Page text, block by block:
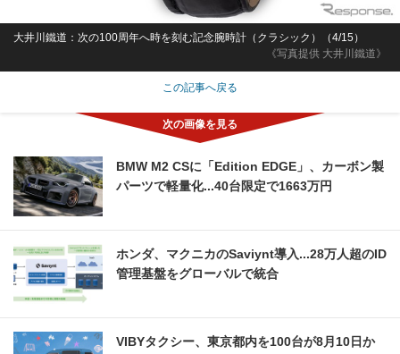
《写真提供 大井川鐵道》
大井川鐵道：次の100周年へ時を刻む記念腕時計（クラシック）（4/15）
この記事へ戻る
BMW M2 CSに「Edition EDGE」、カーボン製
パーツで軽量化...40台限定で1663万円
ホンダ、マクニカのSaviynt導入...28万人超のID
管理基盤をグローバルで統合
VIBYタクシー、東京都内を100台が8月10日か